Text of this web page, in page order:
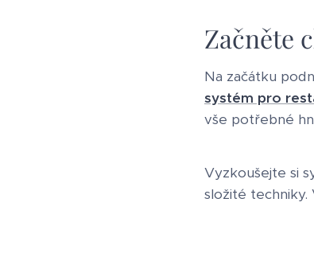
Začněte
Na začátku
systém pro
vše potřebné
Vyzkoušejte si
složité techniky.